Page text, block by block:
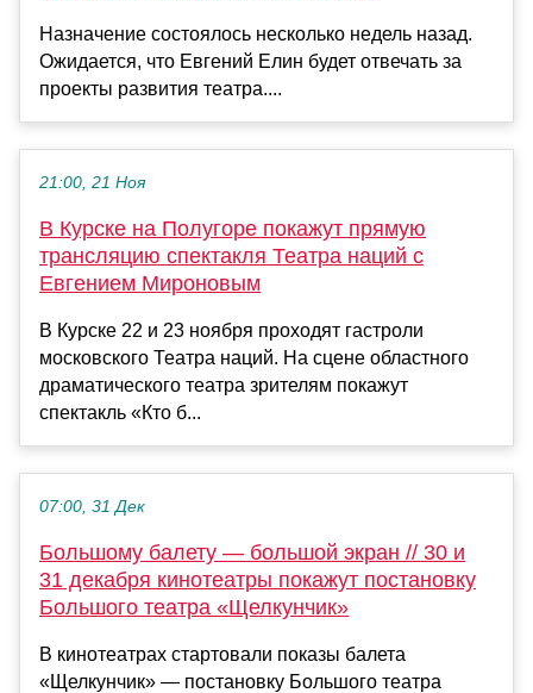
Назначение состоялось несколько недель назад.
Ожидается, что Евгений Елин будет отвечать за
проекты развития театра....
21:00, 21 Ноя
В Курске на Полугоре покажут прямую
трансляцию спектакля Театра наций с
Евгением Мироновым
В Курске 22 и 23 ноября проходят гастроли
московского Театра наций. На сцене областного
драматического театра зрителям покажут
спектакль «Кто б...
07:00, 31 Дек
Большому балету — большой экран // 30 и
31 декабря кинотеатры покажут постановку
Большого театра «Щелкунчик»
В кинотеатрах стартовали показы балета
«Щелкунчик» — постановку Большого театра